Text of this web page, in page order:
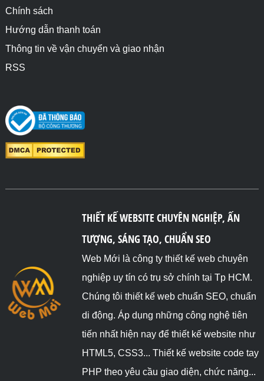
Chính sách
Hướng dẫn thanh toán
Thông tin về vận chuyển và giao nhận
RSS
THIẾT KẾ WEBSITE CHUYÊN NGHIỆP, ẤN
TƯỢNG, SÁNG TẠO, CHUẨN SEO
Web Mới là công ty thiết kế web chuyên
nghiệp uy tín có trụ sở chính tại Tp HCM.
Chúng tôi thiết kế web chuẩn SEO, chuẩn
di động. Áp dụng những công nghệ tiên
tiến nhất hiện nay để thiết kế website như
HTML5, CSS3... Thiết kế website code tay
PHP theo yêu cầu giao diện, chức năng...